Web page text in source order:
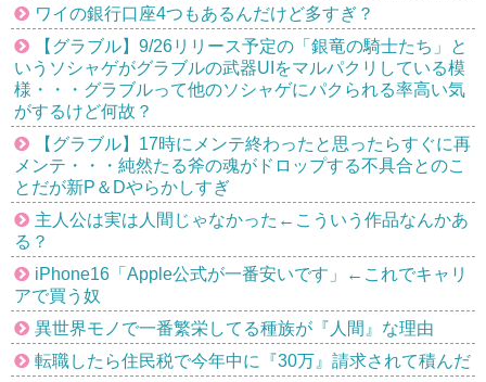
ワイの銀行口座4つもあるんだけど多すぎ？
【グラブル】9/26リリース予定の「銀竜の騎士たち」と
いうソシャゲがグラブルの武器UIをマルパクリしている模
様・・・グラブルって他のソシャゲにパクられる率高い気
がするけど何故？
【グラブル】17時にメンテ終わったと思ったらすぐに再
メンテ・・・純然たる斧の魂がドロップする不具合とのこ
とだが新P＆Dやらかしすぎ
主人公は実は人間じゃなかった←こういう作品なんかあ
る？
iPhone16「Apple公式が一番安いです」←これでキャリ
アで買う奴
異世界モノで一番繁栄してる種族が『人間』な理由
転職したら住民税で今年中に『30万』請求されて積んだ